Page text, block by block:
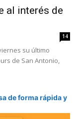
al interés de
14
su último
de San Antonio,
de forma rápida y